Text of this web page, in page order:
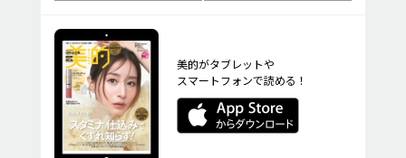
美的がタブレットや
スマートフォンで読める！